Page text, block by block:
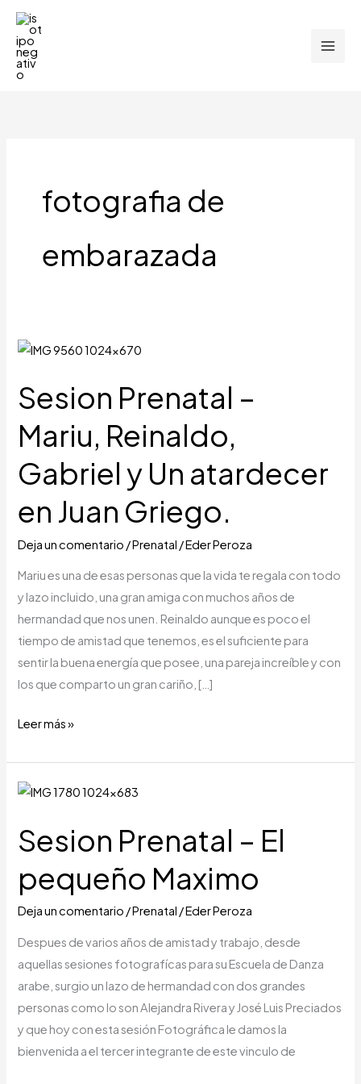
contenido
fotografia de
embarazada
Sesion Prenatal –
Mariu, Reinaldo,
Gabriel y Un atardecer
en Juan Griego.
Deja un comentario /Prenatal /Eder Peroza
Mariu es una de esas personas que la vida te regala con todo
y lazo incluido, una gran amiga con muchos años de
hermandad que nos unen. Reinaldo aunque es poco el
tiempo de amistad que tenemos, es el suficiente para
sentir la buena energía que posee, una pareja increíble y con
los que comparto un gran cariño, […]
Sesion
–
Mariu,
Reinaldo,
y
atardecer
en
Leer más »
Sesion Prenatal – El
pequeño Maximo
Deja un comentario /Prenatal /Eder Peroza
Despues de varios años de amistad y trabajo, desde
aquellas sesiones fotografícas para su Escuela de Danza
arabe, surgio un lazo de hermandad con dos grandes
personas como lo son Alejandra Rivera y José Luis Preciados
y que hoy con esta sesión Fotográfica le damos la
bienvenida a el tercer integrante de este vinculo de
Sesion
–
El
pequeño
Maximo